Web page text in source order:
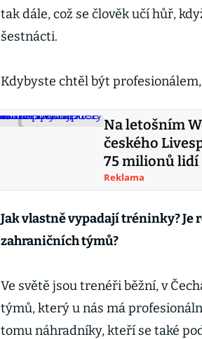
tak dále, což se člověk učí hůř,
šestnácti.
Kdybyste chtěl být
Na letošním
českého
75 milionů lidí
Reklama
Jak vlastně vypadají tréninky? Je
zahraničních týmů?
Ve světě jsou trenéři běžní, v
týmů, který u nás má
tomu náhradníky, kteří se také